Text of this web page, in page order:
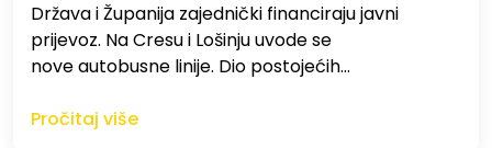
Država i Županija zajednički financiraju javni
prijevoz. Na Cresu i Lošinju uvode se
nove autobusne linije. Dio postojećih…
Pročitaj više